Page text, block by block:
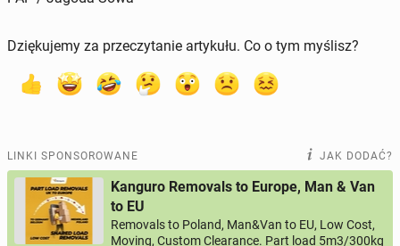
Dziękujemy za przeczytanie artykułu. Co o tym myślisz?
LINKI SPONSOROWANE JAK DODAĆ?
Kanguro Removals to Europe, Man & Van
to EU
Removals to Poland, Man&Van to EU, Low Cost,
Moving, Custom Clearance. Part load 5m3/300kg